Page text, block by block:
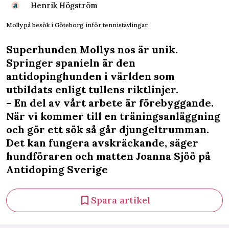
Henrik Högström
Molly på besök i Göteborg inför tennistävlingar.
Superhunden Mollys nos är unik.
Springer spanieln är den
antidopinghunden i världen som
utbildats enligt tullens riktlinjer.
– En del av vårt arbete är förebyggande.
När vi kommer till en träningsanläggning
och gör ett sök så går djungeltrumman.
Det kan fungera avskräckande, säger
hundföraren och matten Joanna Sjöö på
Antidoping Sverige
Spara artikel